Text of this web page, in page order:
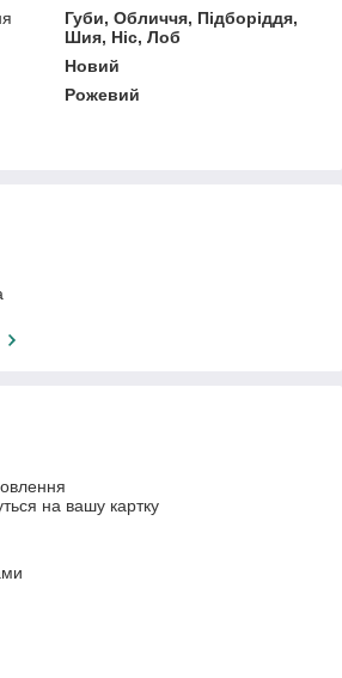
Губи, Обличчя, Підборіддя,
Шия, Ніс, Лоб
Новий
Рожевий
на вашу картку